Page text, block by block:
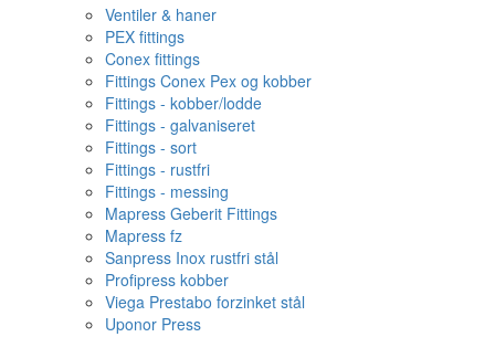
Ventiler & haner
PEX fittings
Conex fittings
Fittings Conex Pex og kobber
Fittings - kobber/lodde
Fittings - galvaniseret
Fittings - sort
Fittings - rustfri
Fittings - messing
Mapress Geberit Fittings
Mapress fz
Sanpress Inox rustfri stål
Profipress kobber
Viega Prestabo forzinket stål
Uponor Press